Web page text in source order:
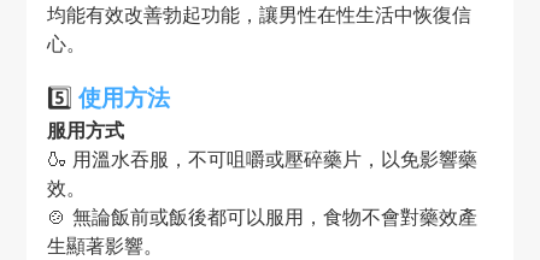
均能有效改善勃起功能，讓男性在性生活中恢復信
心。
5️⃣ 使用方法
服用方式
🍶 用溫水吞服，不可咀嚼或壓碎藥片，以免影響藥
效。
🍲 無論飯前或飯後都可以服用，食物不會對藥效產
生顯著影響。